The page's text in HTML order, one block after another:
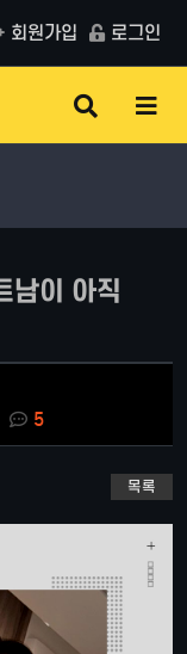
회원가입 로그인
검
색
버
메
버
남이 아직
5
목록